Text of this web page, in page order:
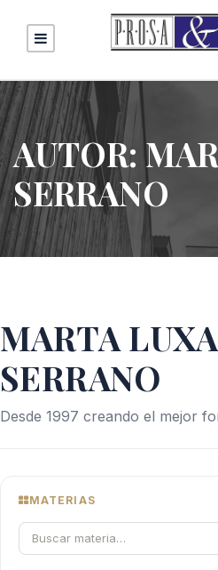
AUTOR:
SERRANO
MARTA
SERRANO
Desde 1997 creando el mejor
MATERIAS